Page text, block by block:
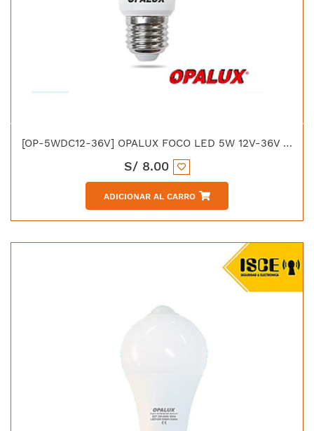
[OP-5WDC12-36V] OPALUX FOCO LED 5W 12V-36V E-27 LUZ BLANCA 475LM 6500K
S/ 8.00
ADICIONAR AL CARRO